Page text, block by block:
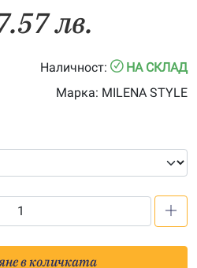
лв.
Наличност:
НА СКЛАД
Марка: MILENA STYLE
в количката